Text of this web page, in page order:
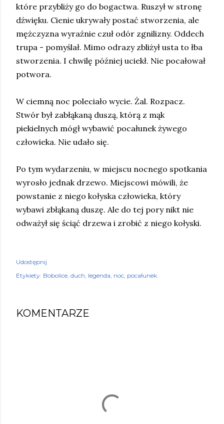
które przybliży go do bogactwa. Ruszył w stronę
dźwięku. Cienie ukrywały postać stworzenia, ale
mężczyzna wyraźnie czuł odór zgnilizny. Oddech
trupa - pomyślał. Mimo odrazy zbliżył usta to łba
stworzenia. I chwilę później uciekł. Nie pocałował
potwora.
W ciemną noc poleciało wycie. Żal. Rozpacz.
Stwór był zabłąkaną duszą, którą z mąk
piekielnych mógł wybawić pocałunek żywego
człowieka. Nie udało się.
Po tym wydarzeniu, w miejscu nocnego spotkania
wyrosło jednak drzewo. Miejscowi mówili, że
powstanie z niego kołyska człowieka, który
wybawi zbłąkaną duszę. Ale do tej pory nikt nie
odważył się ściąć drzewa i zrobić z niego kołyski.
Udostępnij
Etykiety: Bobolice duch legenda noc pocałunek
KOMENTARZE